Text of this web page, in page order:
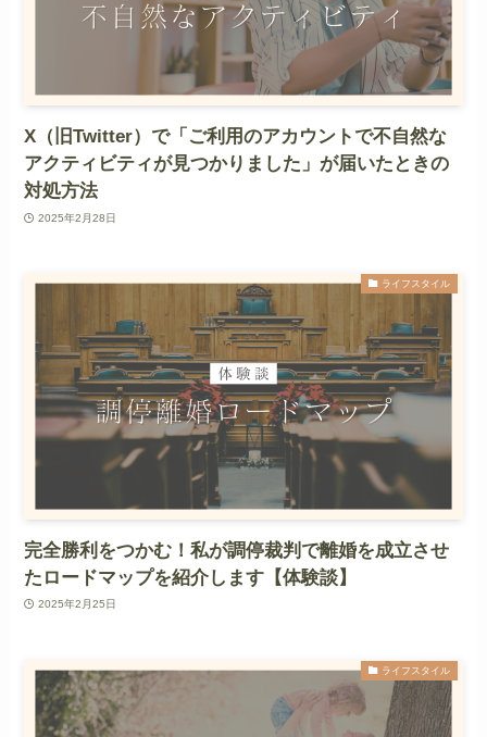
X（旧Twitter）で「ご利用のアカウントで不自然な
アクティビティが見つかりました」が届いたときの
対処方法
2025年2月28日
ライフスタイル
完全勝利をつかむ！私が調停裁判で離婚を成立させ
たロードマップを紹介します【体験談】
2025年2月25日
ライフスタイル